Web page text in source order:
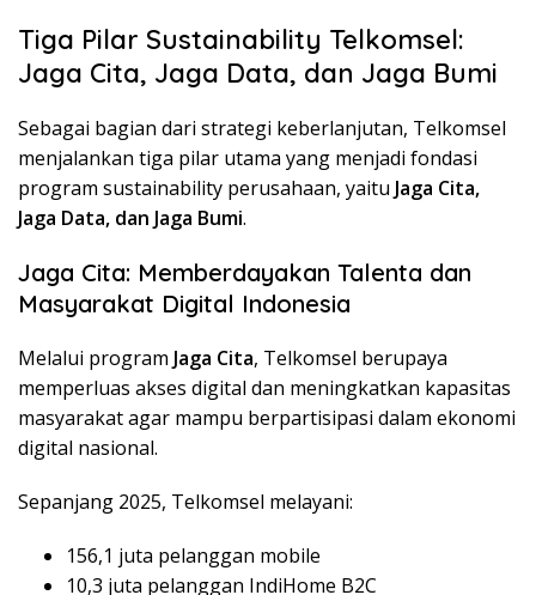
Tiga Pilar Sustainability Telkomsel:
Jaga Cita, Jaga Data, dan Jaga Bumi
Sebagai bagian dari strategi keberlanjutan, Telkomsel
menjalankan tiga pilar utama yang menjadi fondasi
program sustainability perusahaan, yaitu Jaga Cita,
Jaga Data, dan Jaga Bumi.
Jaga Cita: Memberdayakan Talenta dan
Masyarakat Digital Indonesia
Melalui program Jaga Cita, Telkomsel berupaya
memperluas akses digital dan meningkatkan kapasitas
masyarakat agar mampu berpartisipasi dalam ekonomi
digital nasional.
Sepanjang 2025, Telkomsel melayani:
156,1 juta pelanggan mobile
10,3 juta pelanggan IndiHome B2C